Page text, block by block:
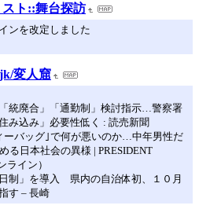
スト::舞台探訪
ンを改定しました
変人窟
統廃合」「通勤制」検討指示…警察署
み込み」必要性低く : 読売新聞
ーバッグ｣で何が悪いのか…中年男性だ
る日本社会の異様 | PRESIDENT
ライン）
制」を導入 県内の自治体初、１０月
す – 長崎